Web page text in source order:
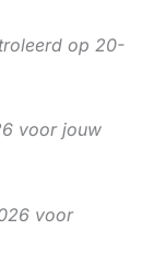
op 20-
voor jouw
voor